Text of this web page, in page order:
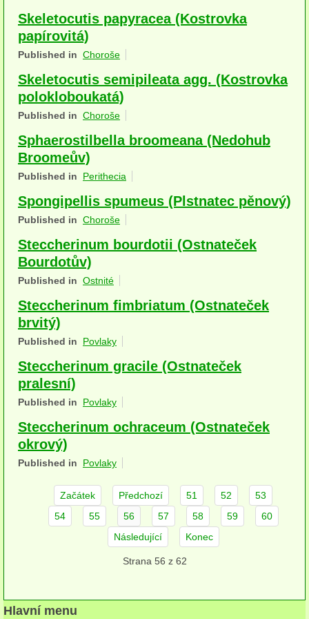
Houby (Fotogalerie)
podle typu plodnic
na dřevě
terestrické saprotrofní
šišky, plody, květy
koprofilní
lichenizované
herbikolní-dvouděložné
herbikolní-kapraďorosty
Perithecia stromatická
Perithecia nestromatická
Rosoly
Kornacovité
jednoleté
Skeletocutis papyracea (Kostrovka
papírovitá)
Published in Choroše
Skeletocutis semipileata agg. (Kostrovka
polokloboukatá)
Published in Choroše
Sphaerostilbella broomeana (Nedohub
Broomeův)
Published in Perithecia
Spongipellis spumeus (Plstnatec pěnový)
Published in Choroše
Steccherinum bourdotii (Ostnateček
Bourdotův)
Published in Ostnité
Steccherinum fimbriatum (Ostnateček
brvitý)
Published in Povlaky
Steccherinum gracile (Ostnateček
pralesní)
Published in Povlaky
Steccherinum ochraceum (Ostnateček
okrový)
Published in Povlaky
Začátek Předchozí 51 52
53
54
55 56 57 58 59
60
Následující
Konec
Strana 56 z 62
Hlavní menu